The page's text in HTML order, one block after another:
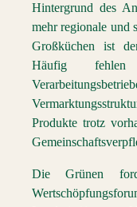
Hintergrund des
mehr regionale und
Großküchen ist
Häufig fehlen
Produkte trotz
Die Grünen